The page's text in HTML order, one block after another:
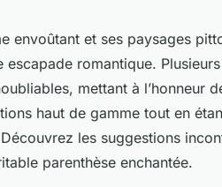
à bordeaux
envoûtant et ses paysages
romantique.
mettant à l’honneur
haut de gamme tout en
les suggestions
parenthèse enchantée.